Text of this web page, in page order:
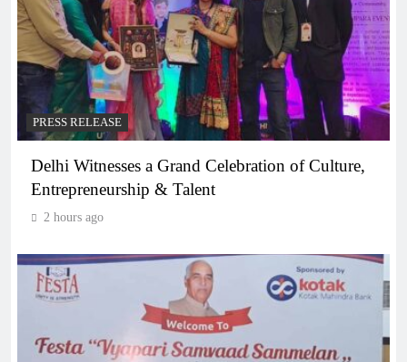
PRESS RELEASE
Delhi Witnesses a Grand Celebration of Culture,
Entrepreneurship & Talent
2 hours ago